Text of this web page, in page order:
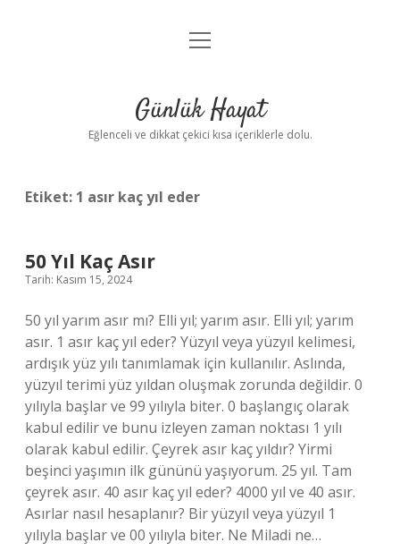
Anasayfa
Yasal Uyarı
menüyü
Günlük Hayat
Eğlenceli ve dikkat çekici kısa içeriklerle dolu.
Etiket: 1 asır kaç yıl eder
50 Yıl Kaç Asır
Tarih: Kasım 15, 2024
50 yıl yarım asır mı? Elli yıl; yarım asır. Elli yıl; yarım
asır. 1 asır kaç yıl eder? Yüzyıl veya yüzyıl kelimesi,
ardışık yüz yılı tanımlamak için kullanılır. Aslında,
yüzyıl terimi yüz yıldan oluşmak zorunda değildir. 0
yılıyla başlar ve 99 yılıyla biter. 0 başlangıç ​​olarak
kabul edilir ve bunu izleyen zaman noktası 1 yılı
olarak kabul edilir. Çeyrek asır kaç yıldır? Yirmi
beşinci yaşımın ilk gününü yaşıyorum. 25 yıl. Tam
çeyrek asır. 40 asır kaç yıl eder? 4000 yıl ve 40 asır.
Asırlar nasıl hesaplanır? Bir yüzyıl veya yüzyıl 1
yılıyla başlar ve 00 yılıyla biter. Ne Miladi ne…